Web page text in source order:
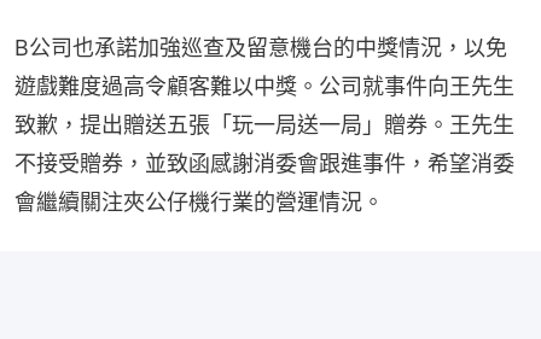
B公司也承諾加強巡查及留意機台的中獎情況，以免
遊戲難度過高令顧客難以中獎。公司就事件向王先生
致歉，提出贈送五張「玩一局送一局」贈券。王先生
不接受贈券，並致函感謝消委會跟進事件，希望消委
會繼續關注夾公仔機行業的營運情況。